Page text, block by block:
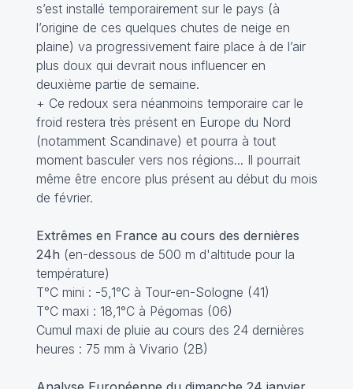
s’est installé temporairement sur le pays (à
l’origine de ces quelques chutes de neige en
plaine) va progressivement faire place à de l’air
plus doux qui devrait nous influencer en
deuxième partie de semaine.
+ Ce redoux sera néanmoins temporaire car le
froid restera très présent en Europe du Nord
(notamment Scandinave) et pourra à tout
moment basculer vers nos régions... Il pourrait
même être encore plus présent au début du mois
de février.
Extrêmes en France au cours des dernières
24h (en-dessous de 500 m d'altitude pour la
température)
T°C mini : -5,1°C à Tour-en-Sologne (41)
T°C maxi : 18,1°C à Pégomas (06)
Cumul maxi de pluie au cours des 24 dernières
heures : 75 mm à Vivario (2B)